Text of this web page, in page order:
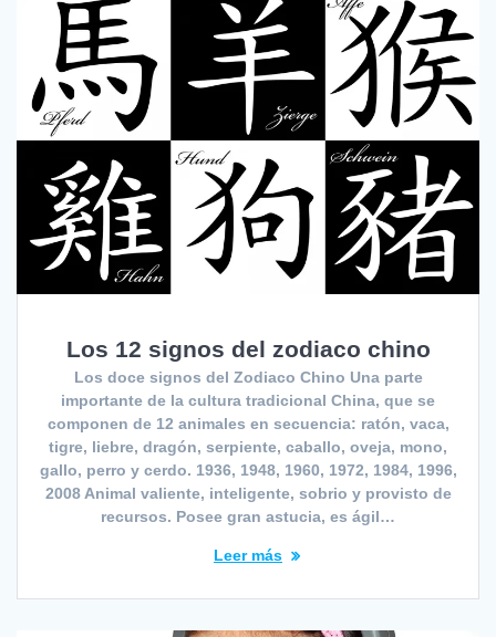
Los 12 signos del zodiaco chino
Los doce signos del Zodiaco Chino Una parte
importante de la cultura tradicional China, que se
componen de 12 animales en secuencia: ratón, vaca,
tigre, liebre, dragón, serpiente, caballo, oveja, mono,
gallo, perro y cerdo. 1936, 1948, 1960, 1972, 1984, 1996,
2008 Animal valiente, inteligente, sobrio y provisto de
recursos. Posee gran astucia, es ágil…
Leer más